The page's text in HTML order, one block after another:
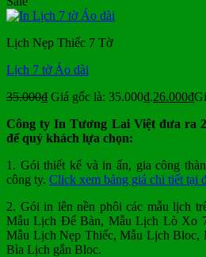
Lịch Nẹp Thiếc 7 Tờ
Lịch 7 tờ Áo dài
35.000₫ Giá gốc là: 35.000₫.26.000₫
Công ty In Tương Lai Việt đưa ra
để quý khách lựa chọn:
1. Gói thiết kế và in ấn, gia công
công ty. Click xem bảng giá chi tiết tại
2. Gói in lên nền phôi các mẫu lịch
Mẫu Lịch Để Bàn, Mẫu Lịch Lò Xo
Mẫu Lịch Nẹp Thiếc, Mẫu Lịch
Bìa Lịch gắn Bloc.